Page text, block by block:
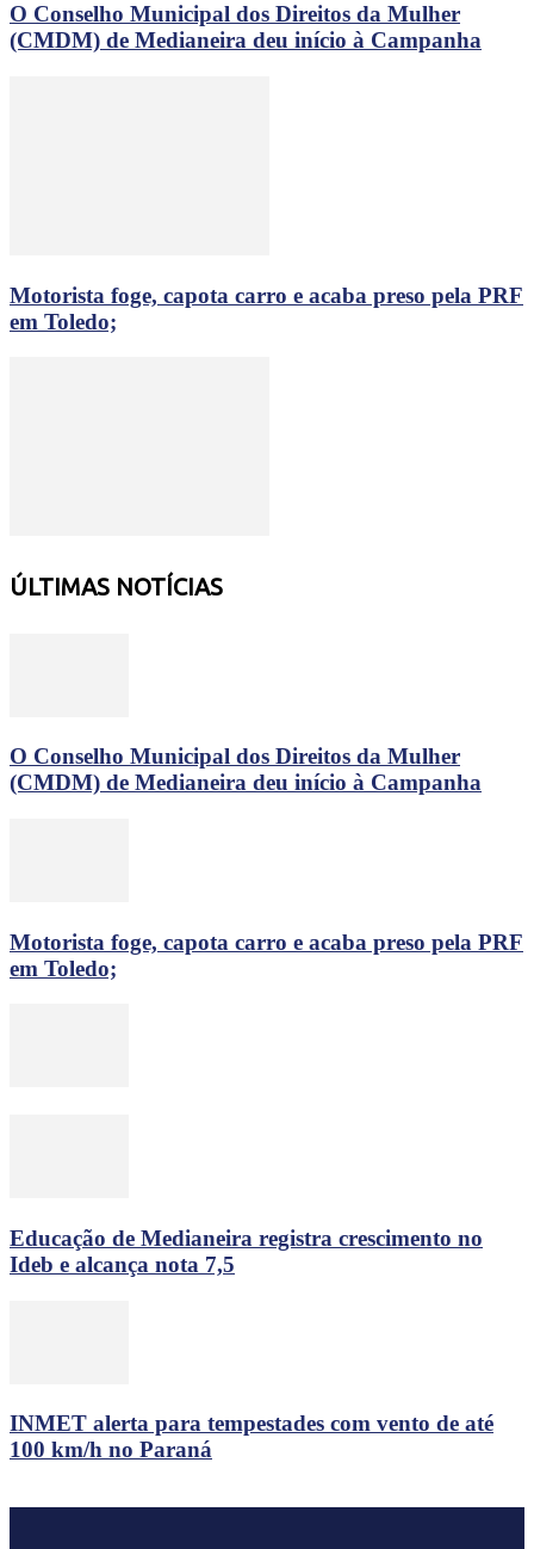
O Conselho Municipal dos Direitos da Mulher
(CMDM) de Medianeira deu início à Campanha
Motorista foge, capota carro e acaba preso pela PRF
em Toledo;
ÚLTIMAS NOTÍCIAS
O Conselho Municipal dos Direitos da Mulher
(CMDM) de Medianeira deu início à Campanha
Motorista foge, capota carro e acaba preso pela PRF
em Toledo;
Educação de Medianeira registra crescimento no
Ideb e alcança nota 7,5
INMET alerta para tempestades com vento de até
100 km/h no Paraná